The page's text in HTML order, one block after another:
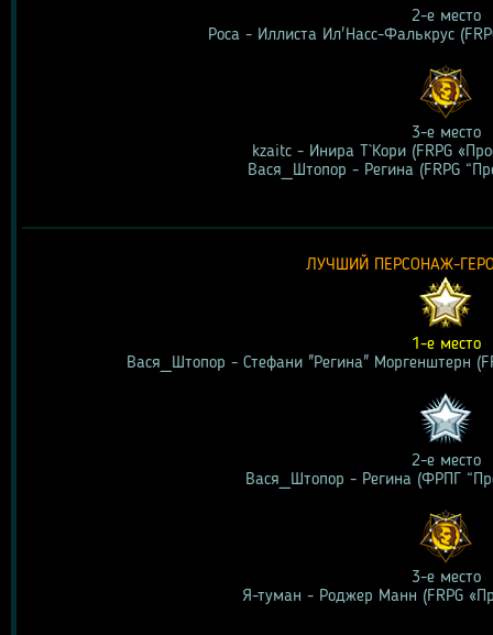
2-е место
Роса - Иллиста Ил'Насс-Фалькрус
3-е место
kzaitc - Инира Т`Кори (FRPG
Вася_Штопор - Регина (FRPG
ЛУЧШИЙ ПЕРСОНАЖ-
1-е место
Вася_Штопор - Стефани "Регина" Моргенштерн
2-е место
Вася_Штопор - Регина (ФРПГ
3-е место
Я-туман - Роджер Манн (FRPG